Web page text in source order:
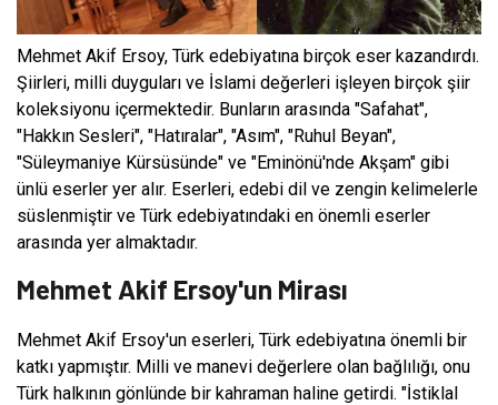
Mehmet Akif Ersoy, Türk edebiyatına birçok eser kazandırdı.
Şiirleri, milli duyguları ve İslami değerleri işleyen birçok şiir
koleksiyonu içermektedir. Bunların arasında "Safahat",
"Hakkın Sesleri", "Hatıralar", "Asım", "Ruhul Beyan",
"Süleymaniye Kürsüsünde" ve "Eminönü'nde Akşam" gibi
ünlü eserler yer alır. Eserleri, edebi dil ve zengin kelimelerle
süslenmiştir ve Türk edebiyatındaki en önemli eserler
arasında yer almaktadır.
Mehmet Akif Ersoy'un Mirası
Mehmet Akif Ersoy'un eserleri, Türk edebiyatına önemli bir
katkı yapmıştır. Milli ve manevi değerlere olan bağlılığı, onu
Türk halkının gönlünde bir kahraman haline getirdi. "İstiklal